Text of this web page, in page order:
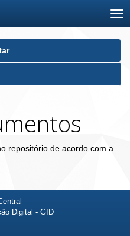
repositório de acordo com a
Digital - GID